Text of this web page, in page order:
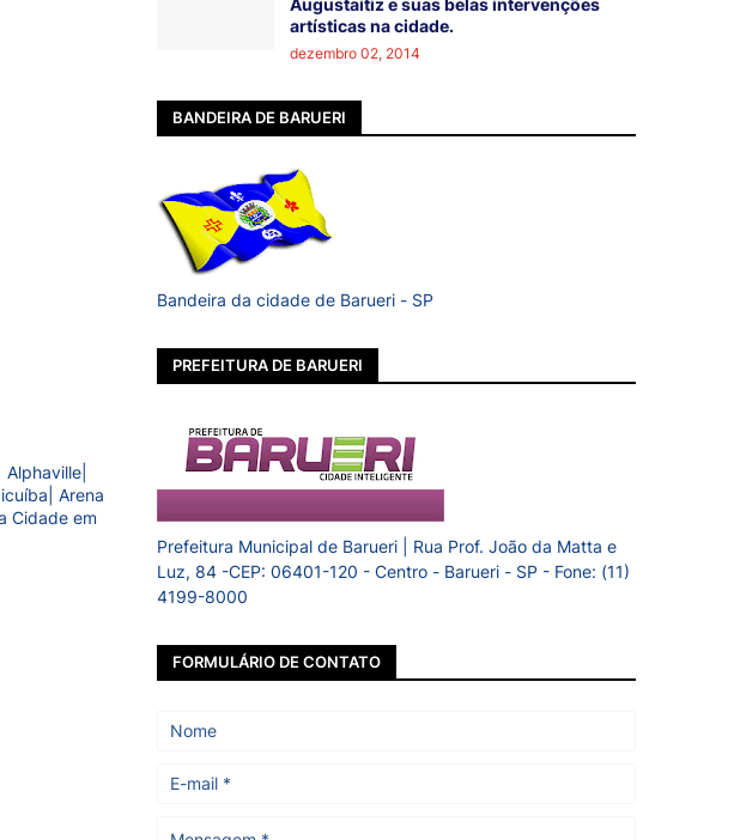
Arena
Cidade em
Augustaitiz e suas belas intervenções
artísticas na cidade.
dezembro 02, 2014
BANDEIRA DE BARUERI
Bandeira da cidade de Barueri - SP
PREFEITURA DE BARUERI
Prefeitura Municipal de Barueri | Rua Prof. João da Matta e
Luz, 84 -CEP: 06401-120 - Centro - Barueri - SP - Fone: (11)
4199-8000
FORMULÁRIO DE CONTATO